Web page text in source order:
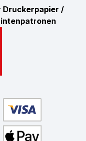
Druckerpapier /